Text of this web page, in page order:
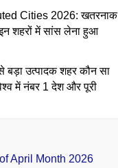
Cities 2026: खतरनाक
शहरों में सांस लेना हुआ
बड़ा उत्पादक शहर कौन सा
में नंबर 1 देश और पूरी